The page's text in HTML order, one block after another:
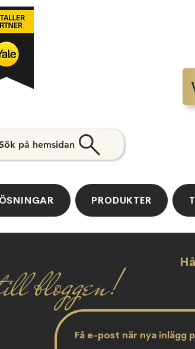
på hemsidan
PRODUKTER
bloggen!
Få e-post när nya inlägg